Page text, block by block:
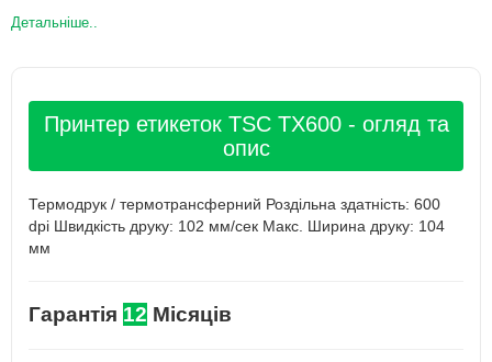
Детальніше..
Принтер етикеток TSC TX600 - огляд та
опис
Термодрук / термотрансферний Роздільна здатність: 600
dpi Швидкість друку: 102 мм/сек Макс. Ширина друку: 104
мм
Гарантія 12 Місяців